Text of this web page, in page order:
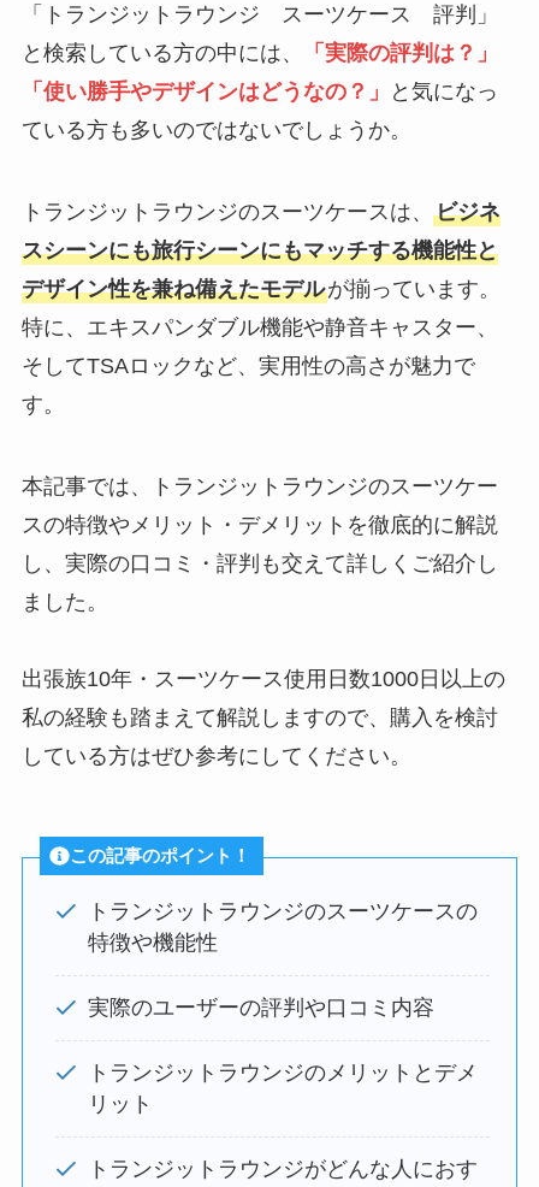
「トランジットラウンジ スーツケース 評判」
と検索している方の中には、
「実際の評判は？」
「使い勝手やデザインはどうなの？」
と気になっ
ている方も多いのではないでしょうか。
トランジットラウンジのスーツケースは、 ビジネ
スシーンにも旅行シーンにもマッチする機能性と
デザイン性を兼ね備えたモデルが揃っています。
特に、エキスパンダブル機能や静音キャスター、
そしてTSAロックなど、実用性の高さが魅力で
す。
本記事では、トランジットラウンジのスーツケー
スの特徴やメリット・デメリットを徹底的に解説
し、実際の口コミ・評判も交えて詳しくご紹介し
ました。
出張族10年・スーツケース使用日数1000日以上の
私の経験も踏まえて解説しますので、購入を検討
している方はぜひ参考にしてください。
この記事のポイント！
トランジットラウンジのスーツケースの
特徴や機能性
実際のユーザーの評判や口コミ内容
トランジットラウンジのメリットとデメ
リット
トランジットラウンジがどんな人におす